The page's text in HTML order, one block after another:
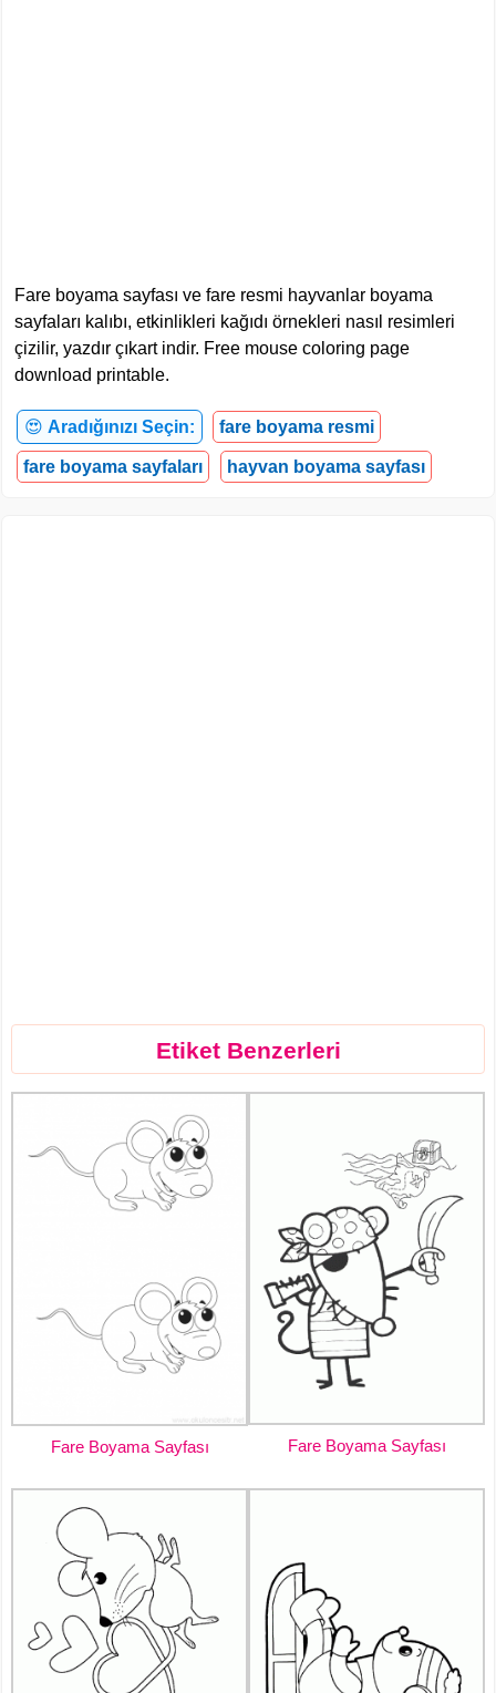
Fare boyama sayfası ve fare resmi hayvanlar boyama
sayfaları kalıbı, etkinlikleri kağıdı örnekleri nasıl resimleri
çizilir, yazdır çıkart indir. Free mouse coloring page
download printable.
😍 Aradığınızı Seçin: fare boyama resmi
fare boyama sayfaları hayvan boyama sayfası
Etiket Benzerleri
Fare Boyama Sayfası Fare Boyama Sayfası